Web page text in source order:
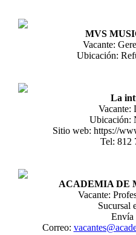
MVS
Vacante:
Ubicación:
La
Vacante:
Ubicación:
Sitio web: https://
Tel: 812
ACADEMIA DE
Vacante:
Sucursal
Correo: